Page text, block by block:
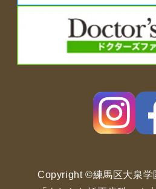
Copyright ©練馬区大泉学